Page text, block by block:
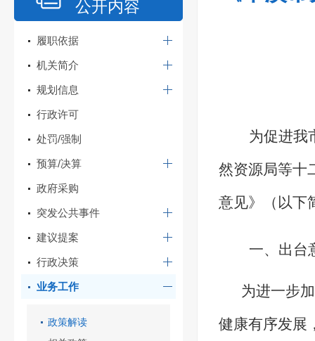
公开内容
履职依据
机关简介
规划信息
行政许可
处罚/强制
预算/决算
政府采购
突发公共事件
建议提案
行政决策
业务工作
政策解读
为促进我
然资源局等十
意见》（以下
一、出台
为进一步
健康有序发展